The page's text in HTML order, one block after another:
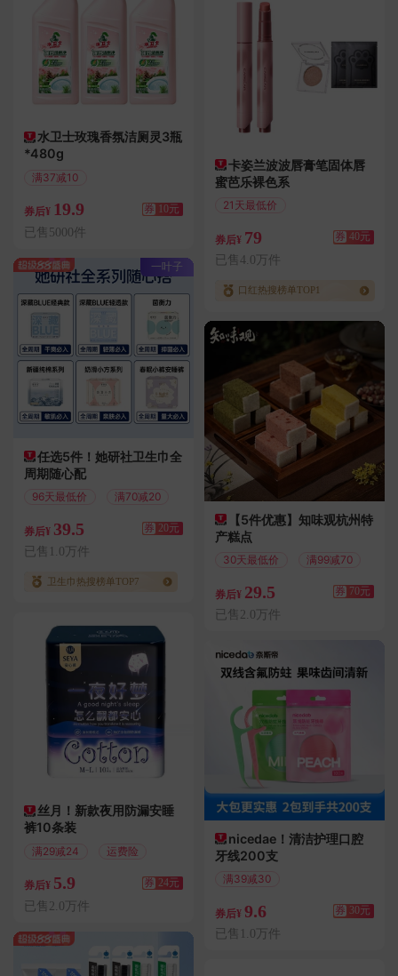
水卫士玫瑰香氛洁厕灵3瓶
*480g
满37减10
券后¥ 19.9 券 10元
已售5000件
一叶子
任选5件！她研社卫生巾全
周期随心配
96天最低价 满70减20
券后¥ 39.5 券 20元
已售1.0万件
卫生巾热搜榜单TOP7
丝月！新款夜用防漏安睡
裤10条装
满29减24 运费险
券后¥ 5.9 券 24元
已售2.0万件
卡姿兰波波唇膏笔固体唇
蜜芭乐裸色系
21天最低价
券后¥ 79 券 40元
已售4.0万件
口红热搜榜单TOP1
【5件优惠】知味观杭州特
产糕点
30天最低价 满99减70
券后¥ 29.5 券 70元
已售2.0万件
nicedae！清洁护理口腔
牙线200支
满39减30
券后¥ 9.6 券 30元
已售1.0万件